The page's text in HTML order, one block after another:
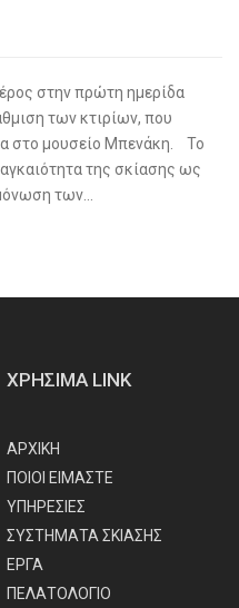
στην πρώτη ημερίδα
των κτιρίων, που
στο μουσείο Μπενάκη. Το
της σκίασης ως
των…
ΧΡΗΣΙΜΑ LINK
ΑΡΧΙΚΗ
ΠΟΙΟΙ ΕΙΜΑΣΤΕ
ΥΠΗΡΕΣΙΕΣ
ΣΥΣΤΗΜΑΤΑ ΣΚΙΑΣΗΣ
ΕΡΓΑ
ΠΕΛΑΤΟΛΟΓΙΟ